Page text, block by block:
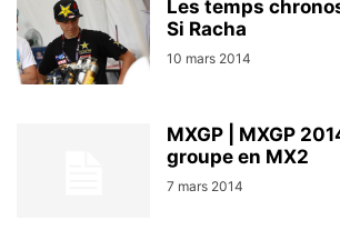
Les temps
Si Racha
10 mars 2014
MXGP | MXGP
groupe en MX2
7 mars 2014